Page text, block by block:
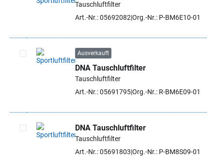
Artikel auswählen
Tauschluftfilter
Art.-Nr.: 05692082 Org.-Nr.: P-BM6E10-01
Artikel auswählen
Ausverkauft
DNA Tauschluftfilter
Tauschluftfilter
Art.-Nr.: 05691795Org.-Nr.: R-BM6E09-01
Artikel auswählen
DNA Tauschluftfilter
Tauschluftfilter
Art.-Nr.: 05691803 Org.-Nr.: P-BM8S09-01